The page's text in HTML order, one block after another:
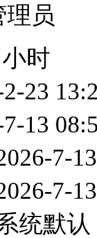
理员
时
23
13
7-
7-
统默认